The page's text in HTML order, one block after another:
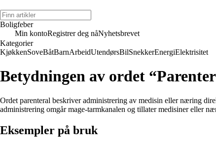
Boligfeber
Min kontoRegistrer deg nåNyhetsbrevet
Kategorier
KjøkkenSoveBåtBarnArbeidUtendørsBilSnekkerEnergiElektrisitet
Betydningen av ordet
Ordet parenteral beskriver administrering av medisin eller næring
administrering omgår mage-tarmkanalen og tillater medisiner eller
Eksempler på bruk